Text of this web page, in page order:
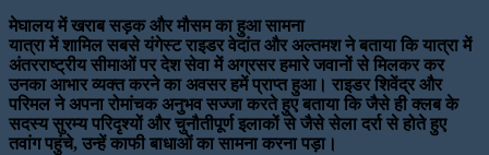
मेघालय में खराब सड़क और मौसम का हुआ सामना
यात्रा में शामिल सबसे यंगेस्ट राइडर वेदांत और अल्तमश ने बताया कि यात्रा में
अंतरराष्ट्रीय सीमाओं पर देश सेवा में अग्रसर हमारे जवानों से मिलकर कर
उनका आभार व्यक्त करने का अवसर हमें प्राप्त हुआ। राइडर शिवेंद्र और
परिमल ने अपना रोमांचक अनुभव सज्जा करते हुए बताया कि जैसे ही क्लब के
सदस्य सुरम्य परिदृश्यों और चुनौतीपूर्ण इलाकों से जैसे सेला दर्रा से होते हुए
तवांग पहुंचे, उन्हें काफी बाधाओं का सामना करना पड़ा।